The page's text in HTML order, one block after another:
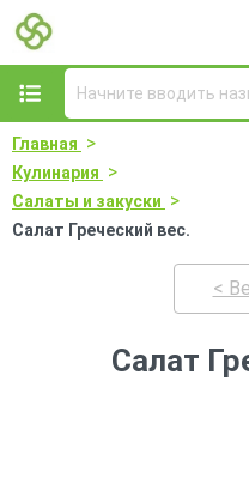
Главная >
Кулинария >
Салаты и закуски >
Салат Греческий вес.
<
Салат